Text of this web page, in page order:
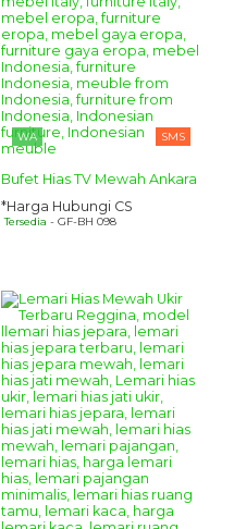
WA SMS
Bufet Hias TV Mewah Ankara
*Harga Hubungi CS
Tersedia - GF-BH 098